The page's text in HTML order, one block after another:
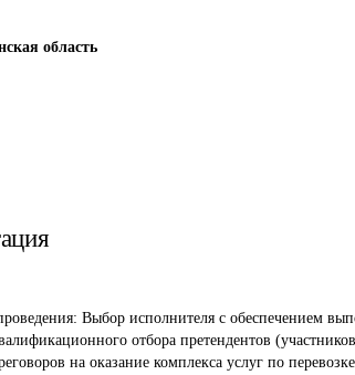
область
Выбор исполнителя с обеспечением
отбора претендентов
на оказание комплекса услуг по